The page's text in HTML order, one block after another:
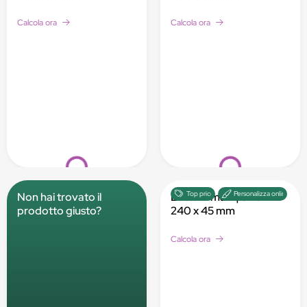
Loading...
Calcola ora
Loading...
Calcola ora
Non hai trovato il
prodotto giusto?
Top price Personalizza online
Lettera maxi | 340 x
240 x 45 mm
Calcola ora